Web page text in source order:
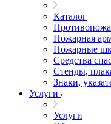
Каталог
Пожарная
Пожарные
Средства
Стенды,
Знаки,
Услуги
Услуги